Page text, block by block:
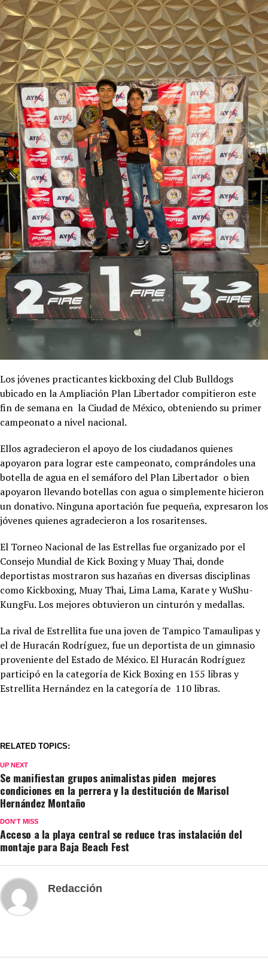
Los jóvenes practicantes kickboxing del Club Bulldogs
ubicado en la Ampliación Plan Libertador compitieron este
fin de semana en la Ciudad de México, obteniendo su primer
campeonato a nivel nacional.
Ellos agradecieron el apoyo de los ciudadanos quienes
apoyaron para lograr este campeonato, comprándoles una
botella de agua en el semáforo del Plan Libertador o bien
apoyaron llevando botellas con agua o simplemente hicieron
un donativo. Ninguna aportación fue pequeña, expresaron los
jóvenes quienes agradecieron a los rosaritenses.
El Torneo Nacional de las Estrellas fue organizado por el
Consejo Mundial de Kick Boxing y Muay Thai, donde
deportistas mostraron sus hazañas en diversas disciplinas
como Kickboxing, Muay Thai, Lima Lama, Karate y WuShu-
KungFu. Los mejores obtuvieron un cinturón y medallas.
La rival de Estrellita fue una joven de Tampico Tamaulipas y
el de Huracán Rodríguez, fue un deportista de un gimnasio
proveniente del Estado de México. El Huracán Rodríguez
participó en la categoría de Kick Boxing en 155 libras y
Estrellita Hernández en la categoría de 110 libras.
RELATED TOPICS:
UP NEXT
Se manifiestan grupos animalistas piden mejores
condiciones en la perrera y la destitución de Marisol
Hernández Montaño
DON'T MISS
Acceso a la playa central se reduce tras instalación del
montaje para Baja Beach Fest
Redacción